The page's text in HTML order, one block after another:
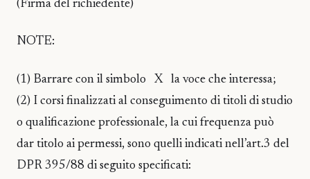
(Firma del richiedente)
NOTE:
(1) Barrare con il simbolo X la voce che interessa;
(2) I corsi finalizzati al conseguimento di titoli di studio
o qualificazione professionale, la cui frequenza può
dar titolo ai permessi, sono quelli indicati nell’art.3 del
DPR 395/88 di seguito specificati: